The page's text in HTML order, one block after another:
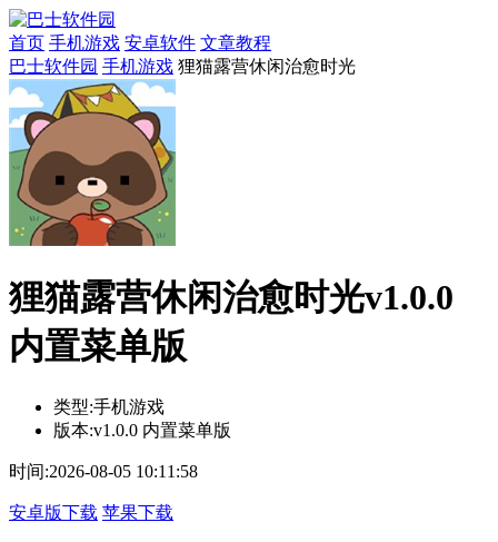
首页 手机游戏 安卓软件 文章教程
巴士软件园 手机游戏 狸猫露营休闲治愈时光
狸猫露营休闲治愈时光v1.0.0
内置菜单版
类型:手机游戏
版本:v1.0.0 内置菜单版
时间:2026-08-05 10:11:58
安卓版下载 苹果下载